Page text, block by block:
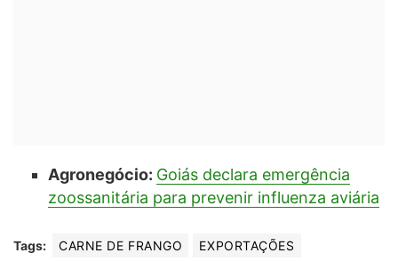
Agronegócio: Goiás declara emergência
zoossanitária para prevenir influenza aviária
Tags: CARNE DE FRANGO
EXPORTAÇÕES